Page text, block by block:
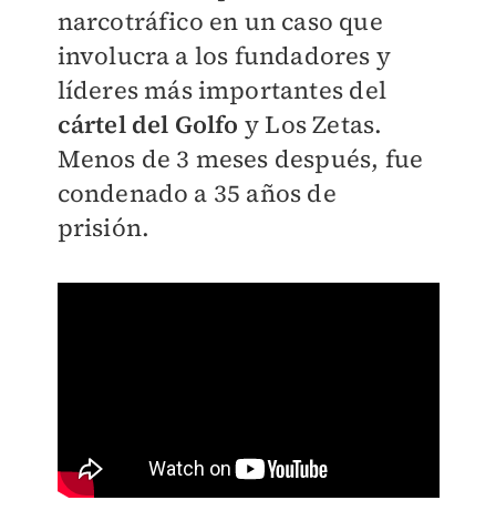
narcotráfico en un caso que
involucra a los fundadores y
líderes más importantes del
cártel del Golfo y Los Zetas.
Menos de 3 meses después, fue
condenado a 35 años de
prisión.